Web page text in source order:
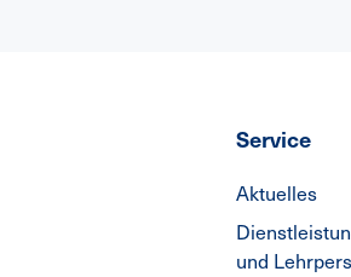
Service
Aktuelles
und